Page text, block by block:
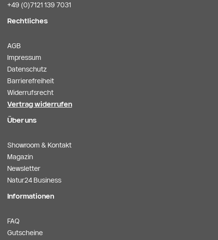
+49 (0)7121 139 7031
Rechtliches
AGB
Impressum
Datenschutz
Barrierefreiheit
Widerrufsrecht
Vertrag widerrufen
Über uns
Showroom & Kontakt
Magazin
Newsletter
Natur24 Business
Informationen
FAQ
Gutscheine